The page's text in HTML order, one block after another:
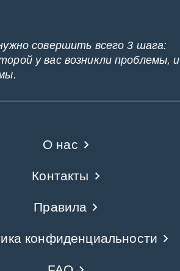
совершить всего 3 шага:
у вас возникли проблемы, и
О нас
Контакты
Правила
конфиденциальности